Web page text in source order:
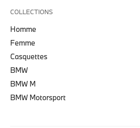
COLLECTIONS
Homme
Femme
Casquettes
BMW
BMW M
BMW Motorsport